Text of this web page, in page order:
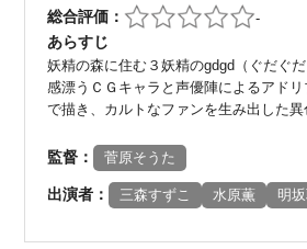
総合評価： -
あらすじ
妖精の森に住む３妖精のgdgd（ぐだぐ
感漂うＣＧキャラと声優陣によるアド
で描き、カルトなファンを生み出した異
監督： 菅原そうた
出演者： 三森すずこ 水原薫 明